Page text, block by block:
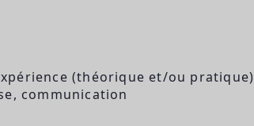
(théorique et/ou pratique)
communication